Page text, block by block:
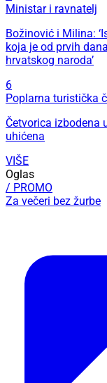
Ministar i ravnatelj
Božinović i Milina:
koja je od prvih
hrvatskog naroda’
6
Poplarna turistička
Četvorica izbodena
uhićena
VIŠE
Oglas
/ PROMO
Za večeri bez žurbe